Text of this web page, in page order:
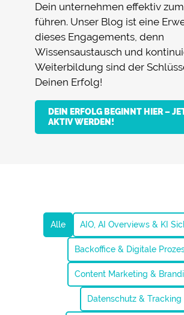
Dein unternehmen effektiv
führen. Unser Blog ist eine
dieses Engagements, denn
Wissensaustausch und
Weiterbildung sind der
Deinen Erfolg!
DEIN ERFOLG BEGINNT HIER –
AKTIV WERDEN!
AIO, AI Overviews & KI
Alle
Backoffice & Digitale
Content Marketing &
Datenschutz & Tracking